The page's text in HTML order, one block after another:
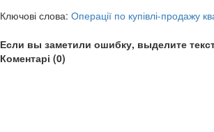
Ключові слова: Операції по купівлі-продажу
Если вы заметили ошибку, выделите
Коментарі (0)